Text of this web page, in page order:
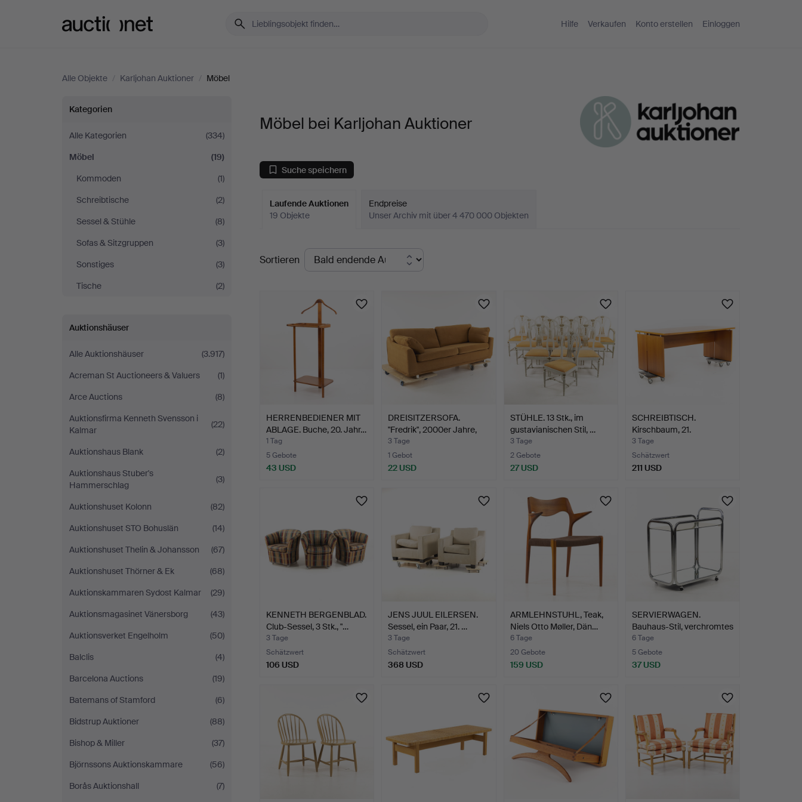
Hilfe Verkaufen Konto erstellen Einloggen
Alle Objekte / Karljohan Auktioner / Möbel
Möbel
bei
Karljohan
Auktioner
Kategorien
Alle Kategorien
(334)
Möbel
(19)
Kommoden
(1)
Schreibtische
(2)
Sessel & Stühle
(8)
Sofas & Sitzgruppen
(3)
Sonstiges
(3)
Tische
(2)
Auktionshäuser
Alle Auktionshäuser
(3.917)
Acreman St Auctioneers & Valuers
(1)
Arce Auctions
(8)
Auktionsfirma Kenneth Svensson i
Kalmar
(22)
Auktionshaus Blank
(2)
Auktionshaus Stuber's
Hammerschlag
(3)
Auktionshuset Kolonn
(82)
Auktionshuset STO Bohuslän
(14)
Auktionshuset Thelin & Johansson
(67)
Auktionshuset Thörner & Ek
(68)
Auktionskammaren Sydost Kalmar
(29)
Auktionsmagasinet Vänersborg
(43)
Auktionsverket Engelholm
(50)
Balclis
(4)
Barcelona Auctions
(19)
Batemans of Stamford
(6)
Bidstrup Auktioner
(88)
Bishop & Miller
(37)
Björnssons Auktionskammare
(56)
Borås Auktionshall
(7)
Möbel bei Karljohan Auktioner
Suche speichern
Laufende Auktionen
19 Objekte
Endpreise
Unser Archiv mit über 4 470 000 Objekten
Laufende
Auktionen
Sortieren
HERRENBEDIENER MIT
ABLAGE. Buche, 20. Jahr…
1 Tag
5 Gebote
43 USD
DREISITZERSOFA.
"Fredrik", 2000er Jahre,
D…
3 Tage
1 Gebot
22 USD
STÜHLE. 13 Stk., im
gustavianischen Stil, …
3 Tage
2 Gebote
27 USD
SCHREIBTISCH.
Kirschbaum, 21.
Jahrhundert,…
3 Tage
Schätzwert
211 USD
KENNETH BERGENBLAD.
Club-Sessel, 3 Stk., "…
3 Tage
Schätzwert
106 USD
JENS JUUL EILERSEN.
Sessel, ein Paar, 21. …
3 Tage
Schätzwert
368 USD
ARMLEHNSTUHL, Teak,
Niels Otto Møller, Dän…
6 Tage
20 Gebote
159 USD
SERVIERWAGEN.
Bauhaus-Stil, verchromtes
Me…
6 Tage
5 Gebote
37 USD